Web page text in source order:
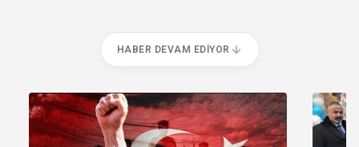
HABER DEVAM EDIYOR